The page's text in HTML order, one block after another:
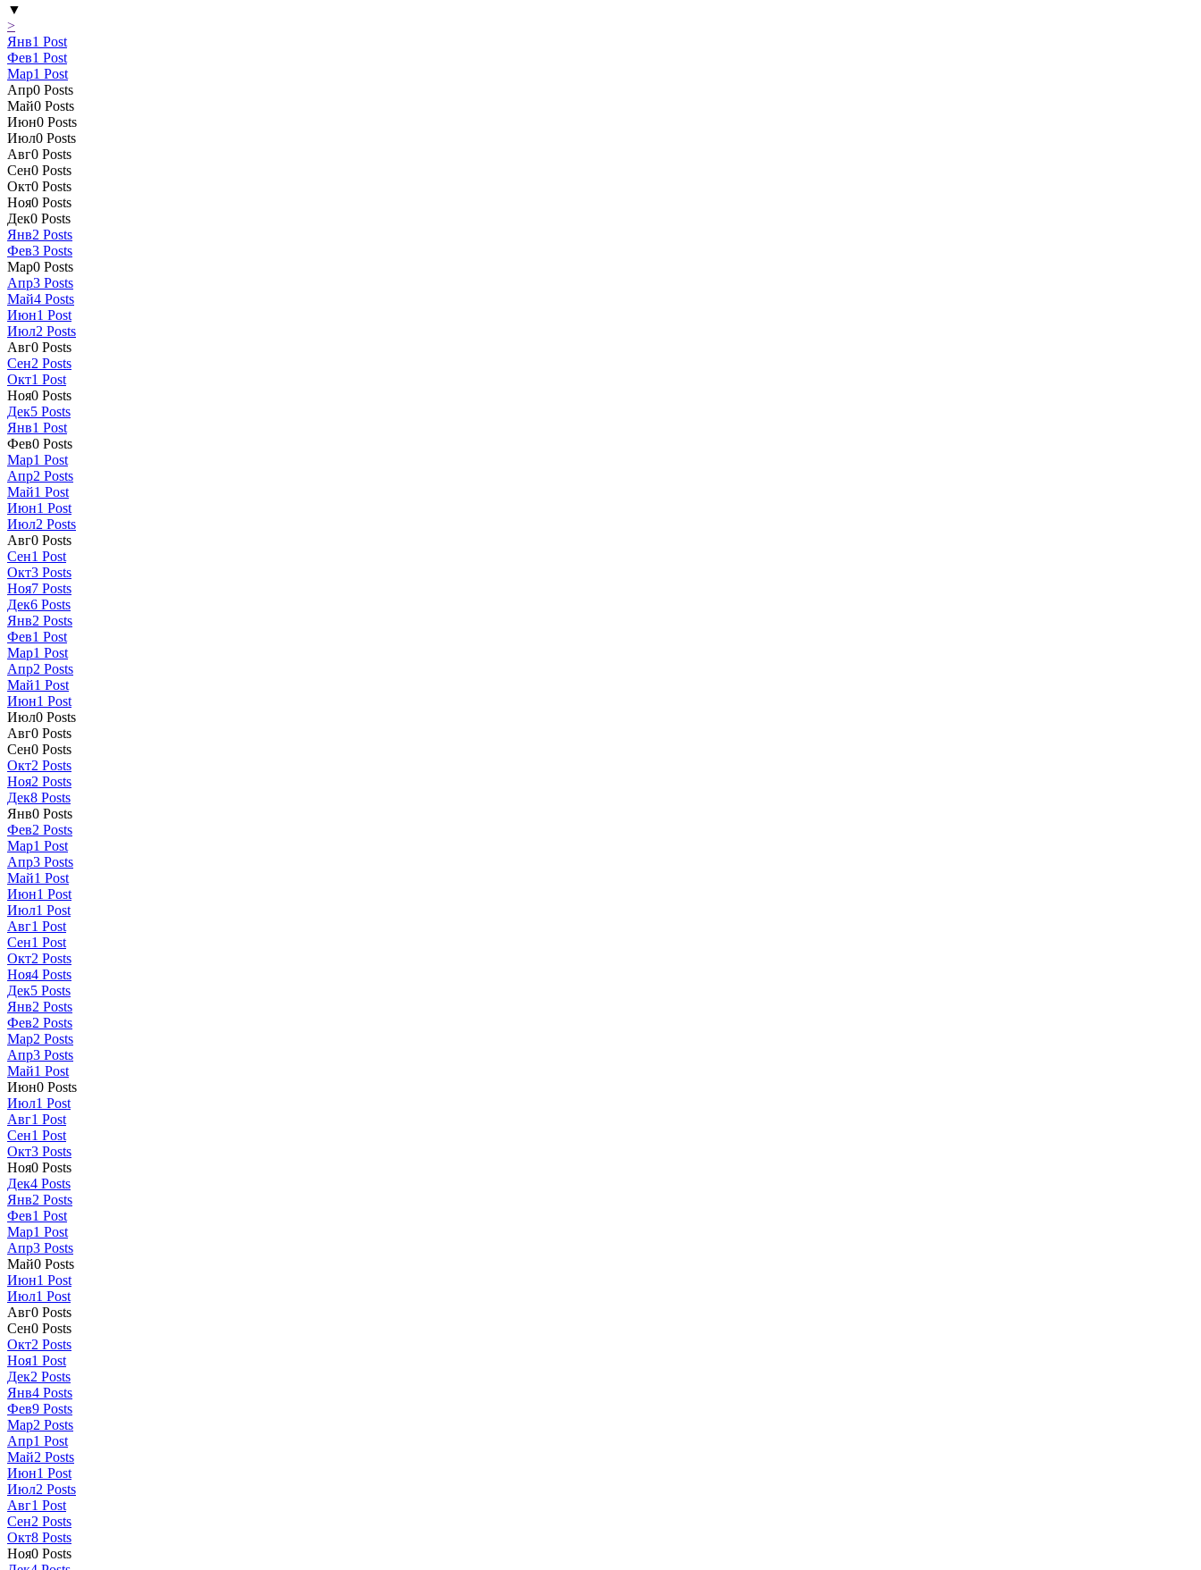
▼
>
Янв1 Post
Фев1 Post
Мар1 Post
Апр0 Posts
Май0 Posts
Июн0 Posts
Июл0 Posts
Авг0 Posts
Сен0 Posts
Окт0 Posts
Ноя0 Posts
Дек0 Posts
Янв2 Posts
Фев3 Posts
Мар0 Posts
Апр3 Posts
Май4 Posts
Июн1 Post
Июл2 Posts
Авг0 Posts
Сен2 Posts
Окт1 Post
Ноя0 Posts
Дек5 Posts
Янв1 Post
Фев0 Posts
Мар1 Post
Апр2 Posts
Май1 Post
Июн1 Post
Июл2 Posts
Авг0 Posts
Сен1 Post
Окт3 Posts
Ноя7 Posts
Дек6 Posts
Янв2 Posts
Фев1 Post
Мар1 Post
Апр2 Posts
Май1 Post
Июн1 Post
Июл0 Posts
Авг0 Posts
Сен0 Posts
Окт2 Posts
Ноя2 Posts
Дек8 Posts
Янв0 Posts
Фев2 Posts
Мар1 Post
Апр3 Posts
Май1 Post
Июн1 Post
Июл1 Post
Авг1 Post
Сен1 Post
Окт2 Posts
Ноя4 Posts
Дек5 Posts
Янв2 Posts
Фев2 Posts
Мар2 Posts
Апр3 Posts
Май1 Post
Июн0 Posts
Июл1 Post
Авг1 Post
Сен1 Post
Окт3 Posts
Ноя0 Posts
Дек4 Posts
Янв2 Posts
Фев1 Post
Мар1 Post
Апр3 Posts
Май0 Posts
Июн1 Post
Июл1 Post
Авг0 Posts
Сен0 Posts
Окт2 Posts
Ноя1 Post
Дек2 Posts
Янв4 Posts
Фев9 Posts
Мар2 Posts
Апр1 Post
Май2 Posts
Июн1 Post
Июл2 Posts
Авг1 Post
Сен2 Posts
Окт8 Posts
Ноя0 Posts